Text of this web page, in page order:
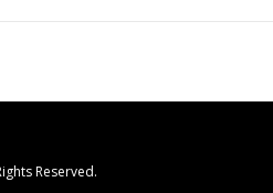
Reserved.